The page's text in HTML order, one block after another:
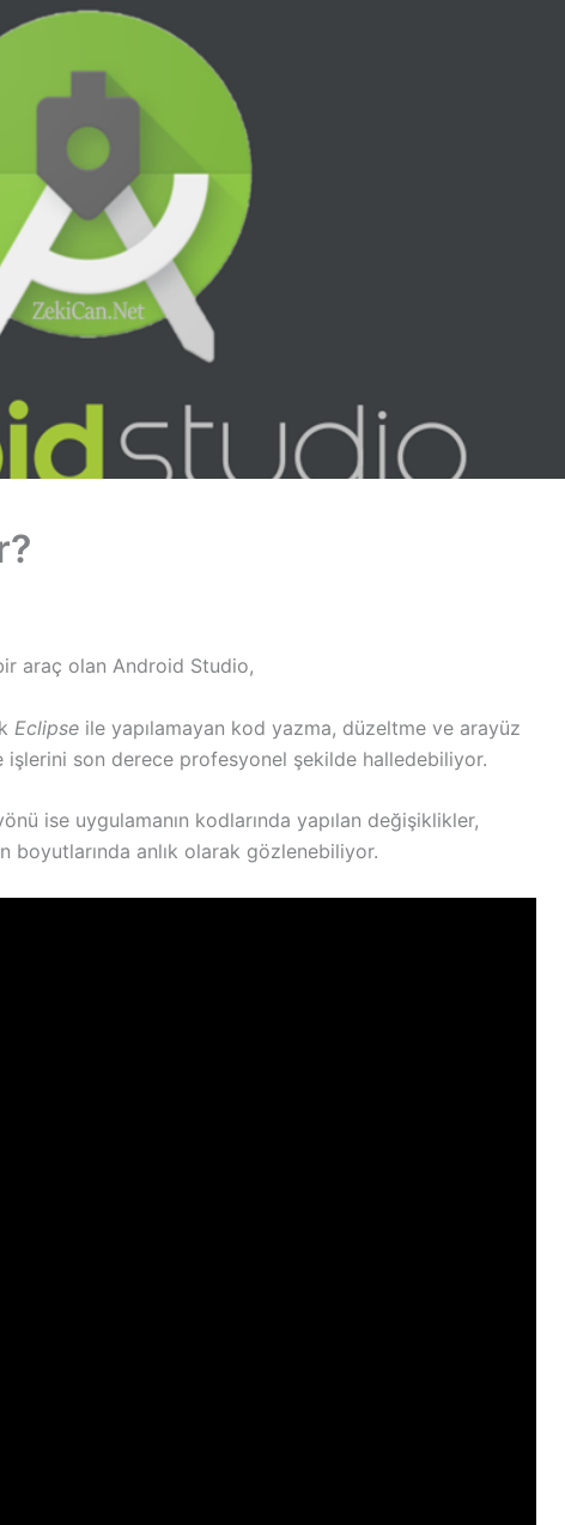
araç olan Android Studio,
Eclipse ile yapılamayan kod yazma, düzeltme ve arayüz
son derece profesyonel şekilde halledebiliyor.
ise uygulamanın kodlarında yapılan değişiklikler,
boyutlarında anlık olarak gözlenebiliyor.